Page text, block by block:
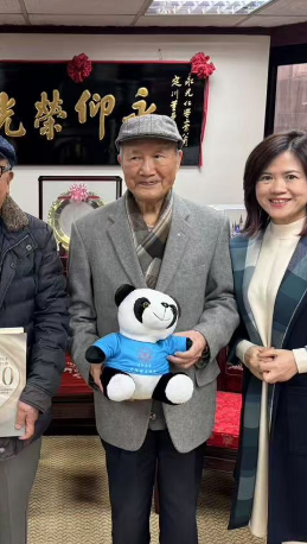
3 版 校友會活動 (系
所、其他)